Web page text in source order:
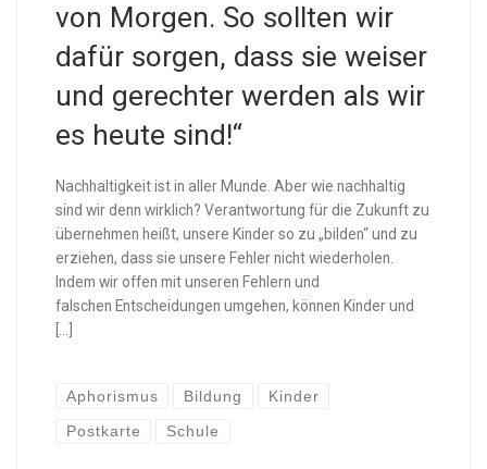
von Morgen. So sollten wir
dafür sorgen, dass sie weiser
und gerechter werden als wir
es heute sind!“
Nachhaltigkeit ist in aller Munde. Aber wie nachhaltig
sind wir denn wirklich? Verantwortung für die Zukunft zu
übernehmen heißt, unsere Kinder so zu „bilden“ und zu
erziehen, dass sie unsere Fehler nicht wiederholen.
Indem wir offen mit unseren Fehlern und
falschen Entscheidungen umgehen, können Kinder und
[…]
Aphorismus Bildung Kinder
Postkarte Schule